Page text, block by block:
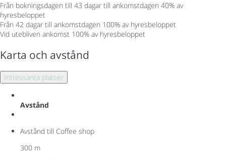
Från bokningsdagen till 43 dagar till ankomstdagen 40% av
hyresbeloppet
Från 42 dagar till ankomstdagen 100% av hyresbeloppet
Vid utebliven ankomst 100% av hyresbeloppet
Karta och avstånd
Intressanta platser
Avstånd
Avstånd till Coffee shop
300 m